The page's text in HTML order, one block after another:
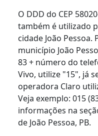
O DDD do CEP
também é utilizado
cidade João
município João
83 + número do
Vivo, utilize "15", já
operadora Claro
Veja exemplo: 015
informações na
de João Pessoa, PB.